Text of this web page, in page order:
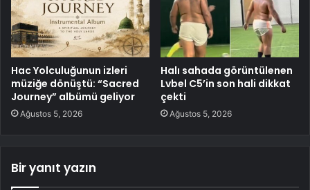
Hac Yolculuğunun izleri
müziğe dönüştü: “Sacred
Journey” albümü geliyor
Ağustos 5, 2026
Halı sahada görüntülenen
Lvbel C5’in son hali dikkat
çekti
Ağustos 5, 2026
Bir yanıt yazın